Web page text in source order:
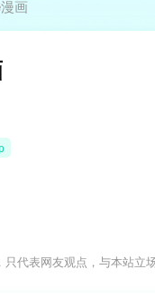
画
代表网友观点，与本站立